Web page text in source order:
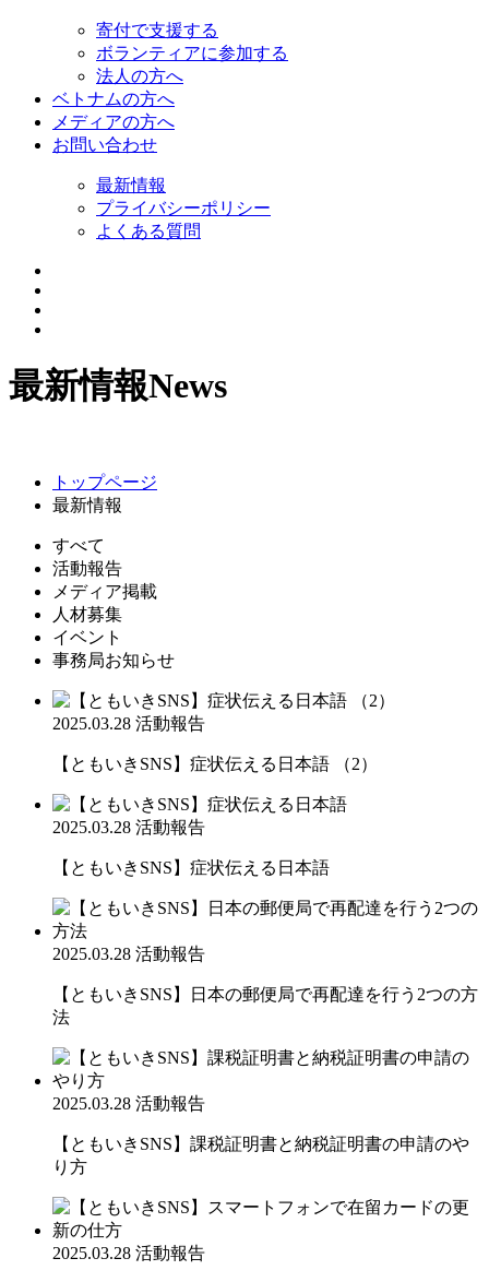
寄付で支援する
ボランティアに参加する
法人の方へ
ベトナムの方へ
メディアの方へ
お問い合わせ
最新情報
プライバシーポリシー
よくある質問
最新情報News
トップページ
最新情報
すべて
活動報告
メディア掲載
人材募集
イベント
事務局お知らせ
2025.03.28 活動報告
【ともいきSNS】症状伝える日本語 （2）
2025.03.28 活動報告
【ともいきSNS】症状伝える日本語
2025.03.28 活動報告
【ともいきSNS】日本の郵便局で再配達を行う2つの方
法
2025.03.28 活動報告
【ともいきSNS】課税証明書と納税証明書の申請のや
り方
2025.03.28 活動報告